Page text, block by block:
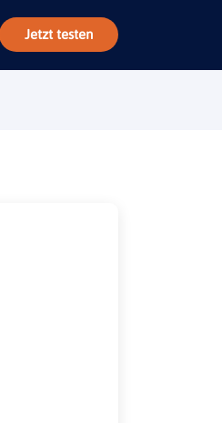
Jetzt testen